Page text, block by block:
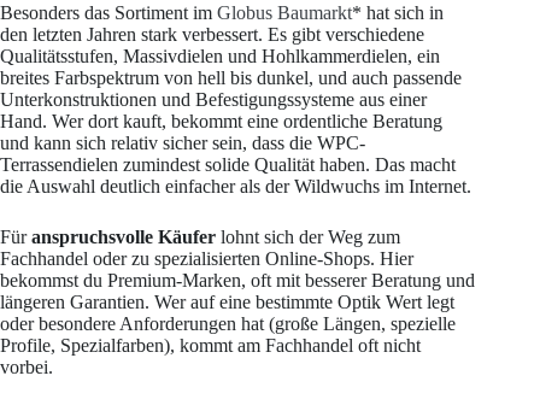
Besonders das Sortiment im Globus Baumarkt* hat sich in
den letzten Jahren stark verbessert. Es gibt verschiedene
Qualitätsstufen, Massivdielen und Hohlkammerdielen, ein
breites Farbspektrum von hell bis dunkel, und auch passende
Unterkonstruktionen und Befestigungssysteme aus einer
Hand. Wer dort kauft, bekommt eine ordentliche Beratung
und kann sich relativ sicher sein, dass die WPC-
Terrassendielen zumindest solide Qualität haben. Das macht
die Auswahl deutlich einfacher als der Wildwuchs im Internet.
Füranspruchsvolle Käufer lohnt sich der Weg zum
Fachhandel oder zu spezialisierten Online-Shops. Hier
bekommst du Premium-Marken, oft mit besserer Beratung und
längeren Garantien. Wer auf eine bestimmte Optik Wert legt
oder besondere Anforderungen hat (große Längen, spezielle
Profile, Spezialfarben), kommt am Fachhandel oft nicht
vorbei.